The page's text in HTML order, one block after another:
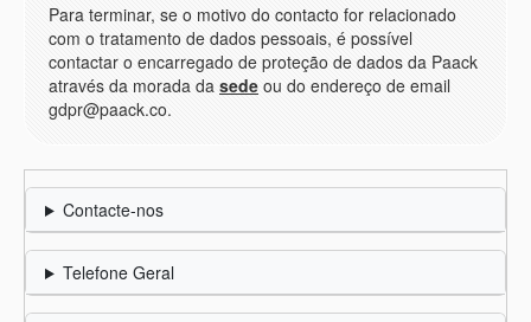
Para terminar, se o motivo do contacto for relacionado
com o tratamento de dados pessoais, é possível
contactar o encarregado de proteção de dados da Paack
através da morada da sede ou do endereço de email
gdpr@paack.co.
Contacte-nos
Telefone Geral